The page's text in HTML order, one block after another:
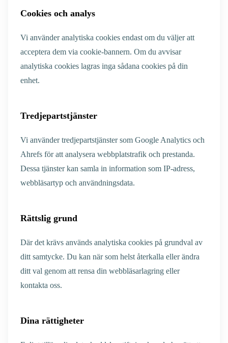
Cookies och analys
Vi använder analytiska cookies endast om du väljer att
acceptera dem via cookie-bannern. Om du avvisar
analytiska cookies lagras inga sådana cookies på din
enhet.
Tredjepartstjänster
Vi använder tredjepartstjänster som Google Analytics och
Ahrefs för att analysera webbplatstrafik och prestanda.
Dessa tjänster kan samla in information som IP-adress,
webbläsartyp och användningsdata.
Rättslig grund
Där det krävs används analytiska cookies på grundval av
ditt samtycke. Du kan när som helst återkalla eller ändra
ditt val genom att rensa din webbläsarlagring eller
kontakta oss.
Dina rättigheter